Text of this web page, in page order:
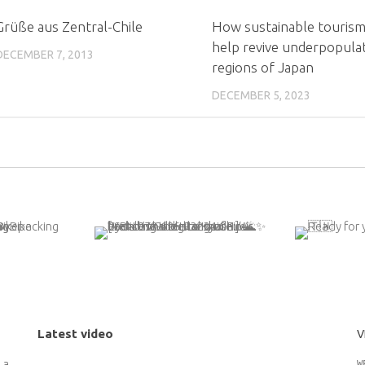
aus Zentral-Chile
7, 2013
How sustainable
help revive
regions of Japan
DECEMBER 5, 2023
Latest video